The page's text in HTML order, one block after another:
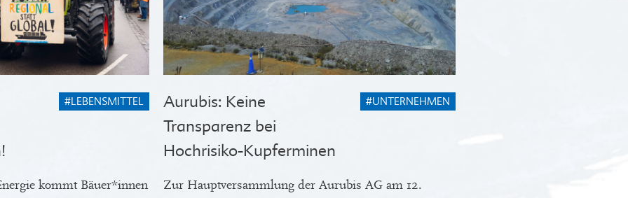
#LEBENSMITTEL
kommt Bäuer*innen
#UNTERNEHMEN
Aurubis: Keine
Transparenz bei
Hochrisiko-Kupferminen
Zur Hauptversammlung der Aurubis AG am 12.